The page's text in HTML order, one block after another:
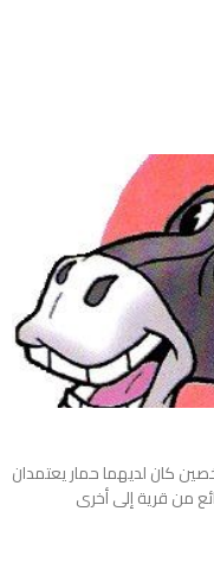
كان لديهما حمار يعتمدان
من قرية إلى أخرى